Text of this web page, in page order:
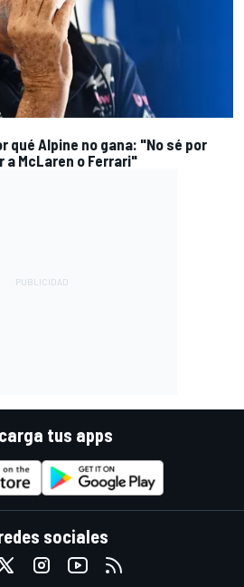
qué Alpine no gana: "No sé por
a McLaren o Ferrari"
tus apps
sociales